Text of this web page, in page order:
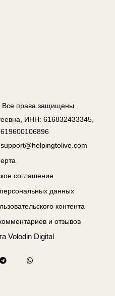
Все права защищены.
ИНН: 616832433345,
support@helpingtolive.com
соглашение
данных
контента
и отзывов
Volodin Digital